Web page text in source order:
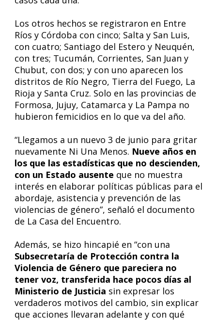
Los otros hechos se registraron en Entre
Ríos y Córdoba con cinco; Salta y San Luis,
con cuatro; Santiago del Estero y Neuquén,
con tres; Tucumán, Corrientes, San Juan y
Chubut, con dos; y con uno aparecen los
distritos de Río Negro, Tierra del Fuego, La
Rioja y Santa Cruz. Solo en las provincias de
Formosa, Jujuy, Catamarca y La Pampa no
hubieron femicidios en lo que va del año.
“Llegamos a un nuevo 3 de junio para gritar
nuevamente Ni Una Menos. Nueve años en
los que las estadísticas que no descienden,
con un Estado ausente que no muestra
interés en elaborar políticas públicas para el
abordaje, asistencia y prevención de las
violencias de género”, señaló el documento
de La Casa del Encuentro.
Además, se hizo hincapié en “con una
Subsecretaría de Protección contra la
Violencia de Género que pareciera no
tener voz, transferida hace pocos días al
Ministerio de Justicia sin expresar los
verdaderos motivos del cambio, sin explicar
que acciones llevaran adelante y con qué